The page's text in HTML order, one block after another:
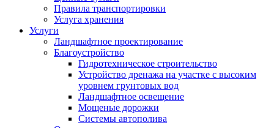
Правила транспортировки
Услуга хранения
Услуги
Ландшафтное проектирование
Благоустройство
Гидротехническое строительство
Устройство дренажа на участке с высоким
уровнем грунтовых вод
Ландшафтное освещение
Мощеные дорожки
Системы автополива